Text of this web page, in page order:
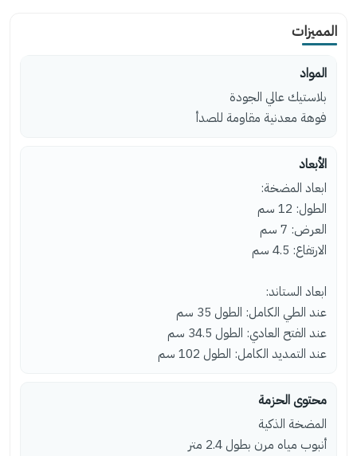
المميزات
المواد
بلاستيك عالي الجودة
فوهة معدنية مقاومة للصدأ
الأبعاد
ابعاد المضخة:
الطول: 12 سم
العرض: 7 سم
الارتفاع: 4.5 سم
ابعاد الستاند:
عند الطي الكامل: الطول 35 سم
عند الفتح العادي: الطول 34.5 سم
عند التمديد الكامل: الطول 102 سم
محتوى الحزمة
المضخة الذكية
أنبوب مياه مرن بطول 2.4 متر